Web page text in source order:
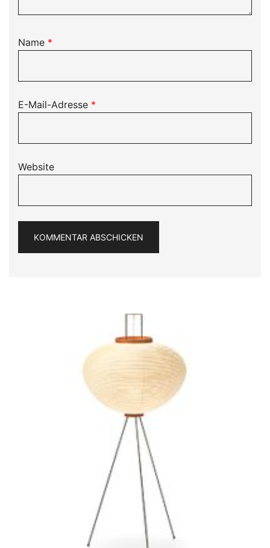
Name *
E-Mail-Adresse *
Website